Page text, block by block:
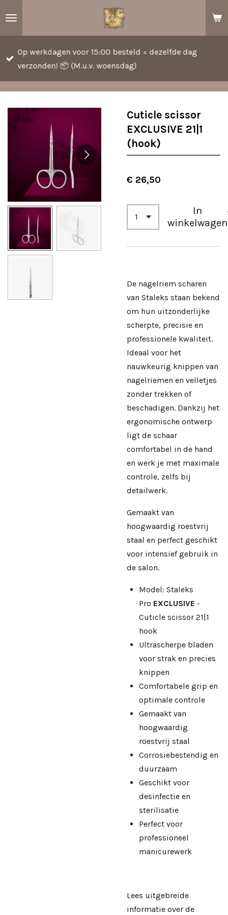
hoofdinhoud
Op werkdagen voor 15:00 besteld = dezelfde dag
verzonden! 📦 (M.u.v. woensdag)
Cuticle scissor
EXCLUSIVE 21|1
(hook)
€ 26,50
In
winkelwagen
De nagelriem scharen
van Staleks staan bekend
om hun uitzonderlijke
scherpte, precisie en
professionele kwaliteit.
Ideaal voor het
nauwkeurig knippen van
nagelriemen en velletjes
zonder trekken of
beschadigen. Dankzij het
ergonomische ontwerp
ligt de schaar
comfortabel in de hand
en werk je met maximale
controle, zelfs bij
detailwerk.
Gemaakt van
hoogwaardig roestvrij
staal en perfect geschikt
voor intensief gebruik in
de salon.
Model: Staleks
Pro EXCLUSIVE -
Cuticle scissor 21|1
hook
Ultrascherpe bladen
voor strak en precies
knippen
Comfortabele grip en
optimale controle
Gemaakt van
hoogwaardig
roestvrij staal
Corrosiebestendig en
duurzaam
Geschikt voor
desinfectie en
sterilisatie
Perfect voor
professioneel
manicurewerk
Lees uitgebreide
informatie over de